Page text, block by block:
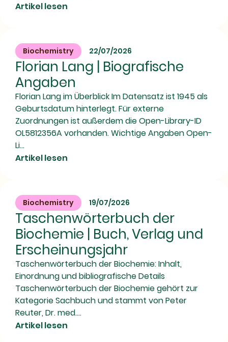
Artikel lesen
Biochemistry 22/07/2026
Florian Lang | Biografische
Angaben
Florian Lang im Überblick Im Datensatz ist 1945 als
Geburtsdatum hinterlegt. Für externe
Zuordnungen ist außerdem die Open-Library-ID
OL5812356A vorhanden. Wichtige Angaben Open-
Li...
Artikel lesen
Biochemistry 19/07/2026
Taschenwörterbuch der
Biochemie | Buch, Verlag und
Erscheinungsjahr
Taschenwörterbuch der Biochemie: Inhalt,
Einordnung und bibliografische Details
Taschenwörterbuch der Biochemie gehört zur
Kategorie Sachbuch und stammt von Peter
Reuter, Dr. med....
Artikel lesen